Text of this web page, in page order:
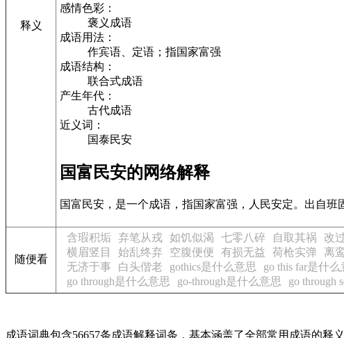
释义
感情色彩：
褒义成语
成语用法：
作宾语、定语；指国家富强
成语结构：
联合式成语
产生年代：
古代成语
近义词：
国泰民安
国富民安的网络解释
国富民安，是一个成语，指国家富强，人民安定。出自班
随便看
含瑕积垢 弃笔从戎 如饥似渴 七零八碎 自取其祸 改
横眉竖目
始乱终弃 空腹便便 有损无益 荷枪实弹 离
无济于事
白头偕老 gothics是什么意思 go this far是什么
go through是什么意思
go-through是什么意思 go through
成语词典包含56657条成语解释词条，基本涵盖了全部常用成语的释